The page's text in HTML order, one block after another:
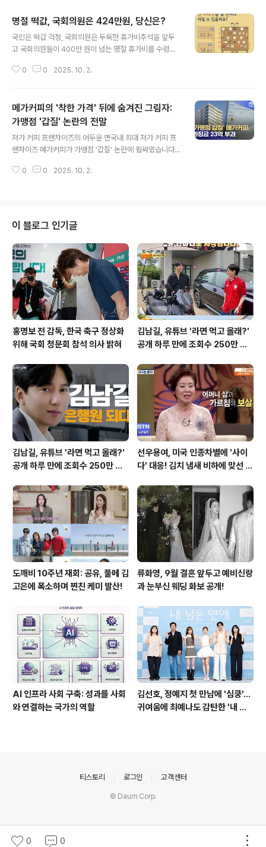
명절 떡값, 국회의원은 424만원, 당신은?
국민은 떡값 걱정, 국회의원은 두둑한 휴가비추석을 앞두
고 국회의원들이 400만 원이 넘는 명절 휴가비를 수령했
내고 있습니다. 이는 어려운 경제 상황 속에서 많은 국민들
령에 따라 적법하게 지급되었지만, 국민들의 정서와는 괴
리가 있다는 지적이 이어지고 있습니다. 국회의원, 월급의
60%에 달하는 휴가비 수령국회 사무처에 따르면, 국회의
원들은 명절 휴가비로 424만 7,940원을 받았습니다. 이
따른 것으로, 올해 국회의원 연봉이 약 1억 5,700만 원임
0 0 2025. 10. 2.
메가커피의 '착한 가격' 뒤에 숨겨진 그림자:
가맹점 '갑질' 논란의 전말
저가 커피 프랜차이즈의 어두운 면국내 최대 저가 커피 프
랜차이즈 메가커피가 가맹점 '갑질' 논란에 휩싸였습니다.
인 실태가 드러나면서, 소비자들의 실망과 비판이 쏟아지
스는 기프티콘 판매금의 11%에 달하는 수수료를 가맹점주
들에게 몰래 떠넘겼습니다. 2016년 8월부터 시작된 이 수
수료 부과는 점주들이 4년이나 지난 후에야 인지하게 되었
습니다. 추승일 메가MGC커피 가맹점주는 수수료 내역 공
개를 요구했지만, 본사로부터 제대로 된 답변을 받지 못했
다고 밝혔습니다. 이로 인해 확인된 피해..
0 0 2025. 10. 2.
이 블로그 인기글
홍명보 전 감독, 한국 축구 정상화
위해 국회 청문회 참석 의사 밝혀
김남길, 유튜브 '라면 먹고 올래?'
공개 하루 만에 조회수 250만 돌
김남길, 유튜브 '라면 먹고 올래?'
공개 하루 만에 조회수 250만 돌
선우용여, 미국 인종차별에 '사이
다' 대응! 김치 냄새 비하에 맞선 통
도깨비 10주년 재회: 공유, 풀메 김
고은에 폭소하며 찐친 케미 발산!
류화영, 9월 결혼 앞두고 예비신랑
과 눈부신 웨딩 화보 공개!
AI 인프라 사회 구축: 성과를 사회
와 연결하는 국가의 역할
김선호, 정예지 첫 만남에 '심쿵'…
귀여움에 최예나도 감탄한 '내 남
0 0
티스토리 로그인 고객센터
© Daum Corp.